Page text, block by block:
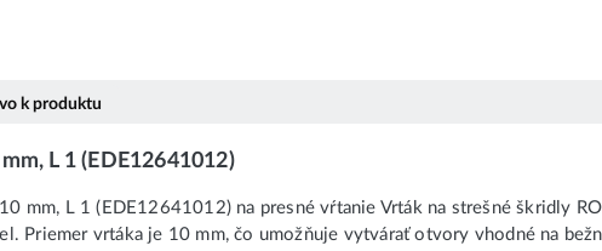
k produktu
L 1 (EDE12641012)
mm, L 1 (EDE12641012) na presné vŕtanie Vrták na strešné škridly
Priemer vrtáka je 10 mm, čo umožňuje vytvárať otvory vhodné na